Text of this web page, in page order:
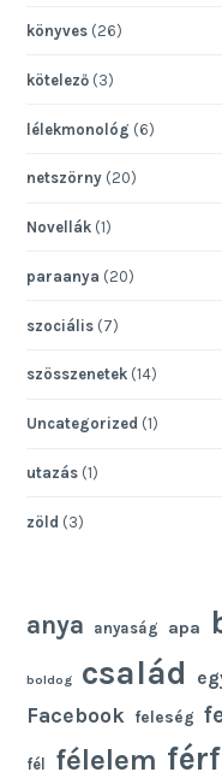
könyves (26)
kötelező (3)
lélekmonológ (6)
netszörny (20)
Novellák (1)
paraanya (20)
szociális (7)
szösszenetek (14)
Uncategorized (1)
utazás (1)
zöld (3)
anya anyaság apa
boldog család
Facebook feleség
fél félelem